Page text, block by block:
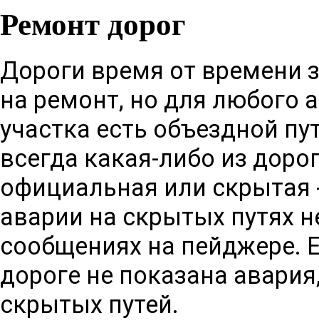
Ремонт дорог
Дороги время от времени
на ремонт, но для любого
участка есть объездной
всегда какая-либо из
официальная или скрытая
аварии на скрытых путях
сообщениях на пейджере.
дороге не показана
скрытых путей.